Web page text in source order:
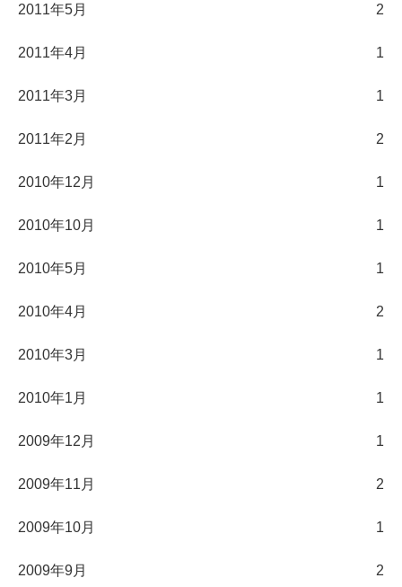
2011年5月 2
2011年4月 1
2011年3月 1
2011年2月 2
2010年12月 1
2010年10月 1
2010年5月 1
2010年4月 2
2010年3月 1
2010年1月 1
2009年12月 1
2009年11月 2
2009年10月 1
2009年9月 2